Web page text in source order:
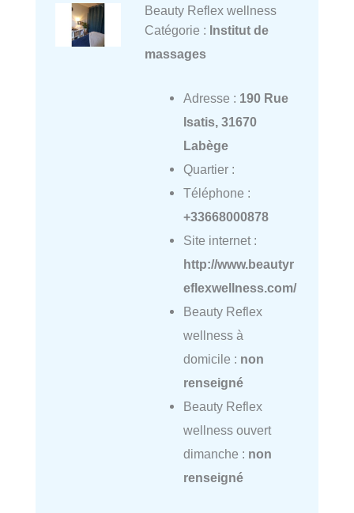
Beauty Reflex wellness
Catégorie : Institut de
massages
Adresse : 190 Rue
Isatis, 31670
Labège
Quartier :
Téléphone :
+33668000878
Site internet :
http://www.beautyr
eflexwellness.com/
Beauty Reflex
wellness à
domicile : non
renseigné
Beauty Reflex
wellness ouvert
dimanche : non
renseigné